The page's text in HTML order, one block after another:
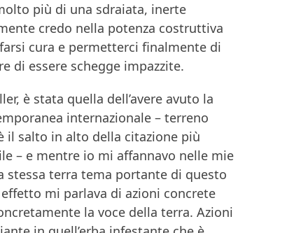
più di una sdraiata, inerte
credo nella potenza costruttiva
cura e permetterci finalmente di
di essere schegge impazzite.
è stata quella dell’avere avuto la
internazionale – terreno
il salto in alto della citazione più
– e mentre io mi affannavo nelle mie
stessa terra tema portante di questo
mi parlava di azioni concrete
la voce della terra. Azioni